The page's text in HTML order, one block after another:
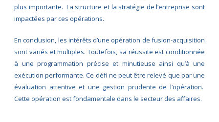
plus importante. La structure et la stratégie de l’entreprise sont
impactées par ces opérations.
En conclusion, les intérêts d’une opération de fusion-acquisition
sont variés et multiples. Toutefois, sa réussite est conditionnée
à une programmation précise et minutieuse ainsi qu’à une
exécution performante. Ce défi ne peut être relevé que par une
évaluation attentive et une gestion prudente de l’opération.
Cette opération est fondamentale dans le secteur des affaires.